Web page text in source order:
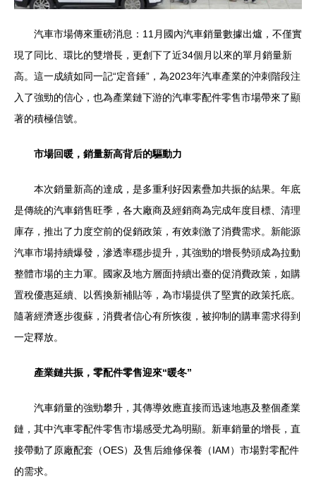
汽車市場傳來重磅消息：11月國內汽車銷量數據出爐，不僅實
現了同比、環比的雙增長，更創下了近34個月以來的單月銷量新
高。這一成績如同一記“定音錘”，為2023年汽車產業的沖刺階段注
入了強勁的信心，也為產業鏈下游的汽車零配件零售市場帶來了顯
著的積極信號。
市場回暖，銷量新高背后的驅動力
本次銷量新高的達成，是多重利好因素疊加共振的結果。年底
是傳統的汽車銷售旺季，各大廠商及經銷商為完成年度目標、清理
庫存，推出了力度空前的促銷政策，有效刺激了消費需求。新能源
汽車市場持續爆發，滲透率穩步提升，其強勁的增長勢頭成為拉動
整體市場的主力軍。國家及地方層面持續出臺的促消費政策，如購
置稅優惠延續、以舊換新補貼等，為市場提供了堅實的政策托底。
隨著經濟逐步復蘇，消費者信心有所恢復，被抑制的購車需求得到
一定釋放。
產業鏈共振，零配件零售迎來“暖冬”
汽車銷量的強勁攀升，其傳導效應直接而迅速地惠及整個產業
鏈，其中汽車零配件零售市場感受尤為明顯。新車銷量的增長，直
接帶動了原廠配套（OES）及售后維修保養（IAM）市場對零配件
的需求。